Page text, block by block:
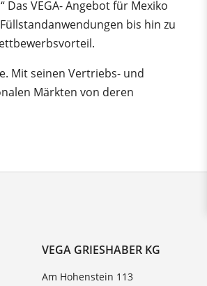
VEGA- Angebot für Mexiko
bis hin zu
Mit seinen Vertriebs- und
Märkten von deren
VEGA GRIESHABER KG
Am Hohenstein 113